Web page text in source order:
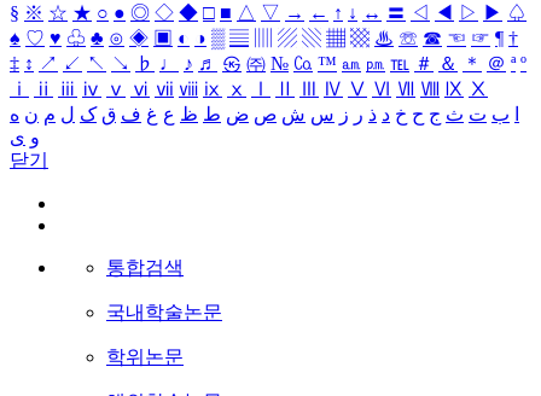
§ ※ ☆ ★ ○ ● ◎ ◇ ◆ □ ■ △ ▽ → ← ↑ ↓ ↔ 〓 ◁ ◀ ▷ ▶ ♤
♠ ♡ ♥ ♧ ♣ ⊙ ◈ ▣ ◐ ◑ ▒ ▤ ▨ ▧ ▦ ▩ ♨ ☏ ☎ ☜ ☞ ¶ †
‡ ↕ ↗ ↙ ↖ ↘ ♭ ♩ ♪ ♬ ㉿ ㈜ № ㏇ ™ ㏂ ㏘ ℡ ＃ ＆ ＊ ＠ ª º
ⅰ
ⅱ ⅲ ⅳ ⅴ ⅵ ⅶ ⅷ ⅸ ⅹ Ⅳ Ⅴ Ⅵ Ⅶ Ⅷ Ⅸ Ⅹ
ب ت ث ج ح خ د ذ ر ز س ش ص ض ط ظ ع غ ف ق ک ل م ن ه
و ی
닫기
통합검색
국내학술논문
학위논문